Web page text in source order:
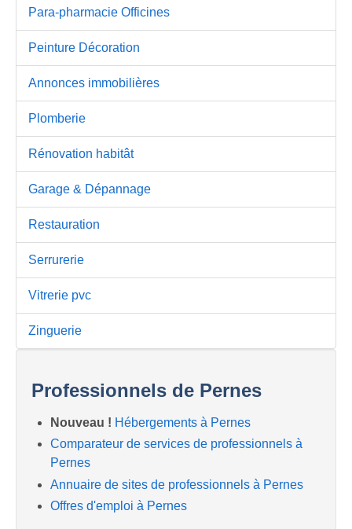
Para-pharmacie Officines
Peinture Décoration
Annonces immobilières
Plomberie
Rénovation habitât
Garage & Dépannage
Restauration
Serrurerie
Vitrerie pvc
Zinguerie
Professionnels de Pernes
Nouveau ! Hébergements à Pernes
Comparateur de services de professionnels à
Pernes
Annuaire de sites de professionnels à Pernes
Offres d'emploi à Pernes